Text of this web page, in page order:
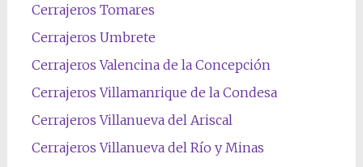
Cerrajeros Tomares
Cerrajeros Umbrete
Cerrajeros Valencina de la Concepción
Cerrajeros Villamanrique de la Condesa
Cerrajeros Villanueva del Ariscal
Cerrajeros Villanueva del Río y Minas